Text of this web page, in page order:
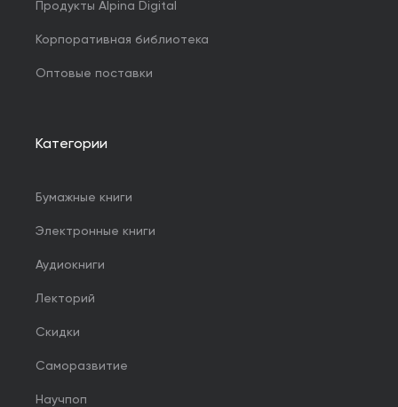
Продукты Alpina Digital
Корпоративная библиотека
Оптовые поставки
Категории
Бумажные книги
Электронные книги
Аудиокниги
Лекторий
Скидки
Саморазвитие
Научпоп